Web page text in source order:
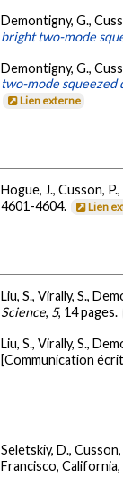
Demontigny, G.,
bright two-mode
Demontigny, G.,
two-mode squeezed
Lien externe
Hogue, J., Cusson,
4601-4604.
Lien
Liu, S., Virally, S.,
Science, 5, 14 pages.
Liu, S., Virally, S.,
[Communication
Seletskiy, D.,
Francisco,